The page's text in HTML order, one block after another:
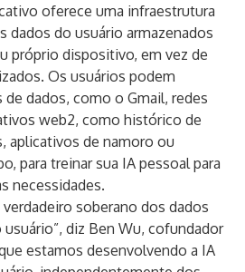
oferece uma infraestrutura
dados do usuário armazenados
próprio dispositivo, em vez de
Os usuários podem
dados, como o Gmail, redes
web2, como histórico de
aplicativos de namoro ou
para treinar sua IA pessoal para
necessidades.
soberano dos dados
diz Ben Wu, cofundador
estamos desenvolvendo a IA